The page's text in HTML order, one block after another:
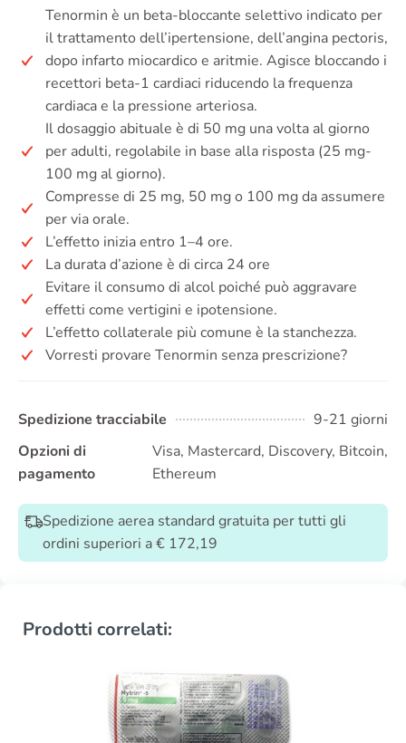
Tenormin è un beta-bloccante selettivo indicato per
il trattamento dell’ipertensione, dell’angina pectoris,
dopo infarto miocardico e aritmie. Agisce bloccando i
recettori beta-1 cardiaci riducendo la frequenza
cardiaca e la pressione arteriosa.
Il dosaggio abituale è di 50 mg una volta al giorno
per adulti, regolabile in base alla risposta (25 mg-
100 mg al giorno).
Compresse di 25 mg, 50 mg o 100 mg da assumere
per via orale.
L’effetto inizia entro 1–4 ore.
La durata d’azione è di circa 24 ore
Evitare il consumo di alcol poiché può aggravare
effetti come vertigini e ipotensione.
L’effetto collaterale più comune è la stanchezza.
Vorresti provare Tenormin senza prescrizione?
Spedizione tracciabile
9-21 giorni
Opzioni di
pagamento
Visa, Mastercard, Discovery, Bitcoin,
Ethereum
Spedizione aerea standard gratuita per tutti gli
ordini superiori a € 172,19
Prodotti correlati: